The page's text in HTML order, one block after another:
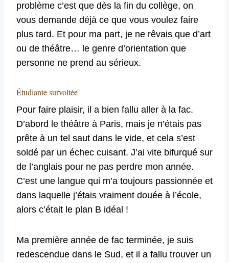
problème c’est que dès la fin du collège, on
vous demande déjà ce que vous voulez faire
plus tard. Et pour ma part, je ne rêvais que d’art
ou de théâtre… le genre d’orientation que
personne ne prend au sérieux.
Étudiante survoltée
Pour faire plaisir, il a bien fallu aller à la fac.
D’abord le théâtre à Paris, mais je n’étais pas
prête à un tel saut dans le vide, et cela s’est
soldé par un échec cuisant. J’ai vite bifurqué sur
de l’anglais pour ne pas perdre mon année.
C’est une langue qui m’a toujours passionnée et
dans laquelle j’étais vraiment douée à l’école,
alors c’était le plan B idéal !
Ma première année de fac terminée, je suis
redescendue dans le Sud, et il a fallu trouver un